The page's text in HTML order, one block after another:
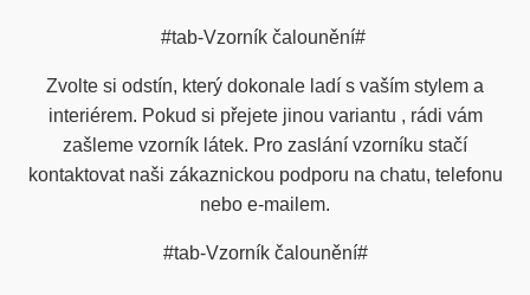
#tab-Vzorník čalounění#
Zvolte si odstín, který dokonale ladí s vaším stylem a
interiérem. Pokud si přejete jinou variantu , rádi vám
zašleme vzorník látek. Pro zaslání vzorníku stačí
kontaktovat naši zákaznickou podporu na chatu, telefonu
nebo e-mailem.
#tab-Vzorník čalounění#